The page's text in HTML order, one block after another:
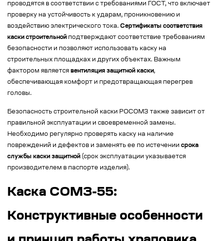
проводятся в соответствии с требованиями ГОСТ, что включает
проверку на устойчивость к ударам, проникновению и
воздействию электрического тока. Сертификаты соответствия
каски строительной подтверждают соответствие требованиям
безопасности и позволяют использовать каску на
строительных площадках и других объектах. Важным
фактором является вентиляция защитной каски,
обеспечивающая комфорт и предотвращающая перегрев
головы.
Безопасность строительной каски РОСОМЗ также зависит от
правильной эксплуатации и своевременной замены.
Необходимо регулярно проверять каску на наличие
повреждений и дефектов и заменять ее по истечении срока
службы каски защитной (срок эксплуатации указывается
производителем в паспорте изделия).
Каска СОМЗ-55:
Конструктивные особенности